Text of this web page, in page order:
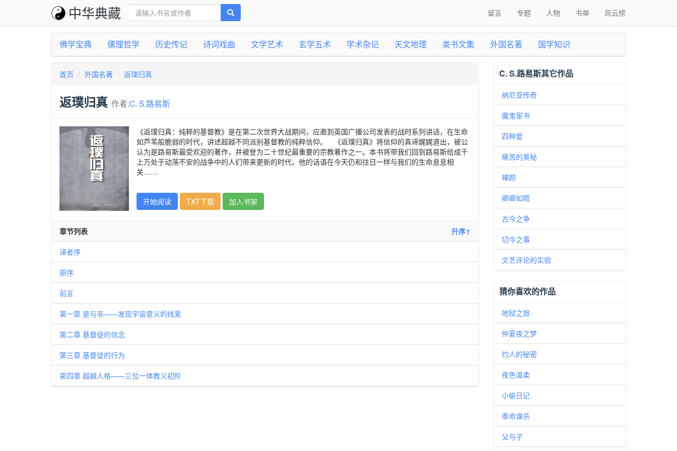
中华典藏 留言 专题 人物 书单 风云榜
佛学宝典 儒理哲学 历史传记 诗词戏曲 文学艺术 玄学五术 学术杂记 天文地理 类书文集 外国名著 国学知识
首页 外国名著 返璞归真
返璞归真 作者:C. S.路易斯
《返璞归真：纯粹的基督教》是在第二次世界大战期间，应邀到英国广播公司发表的战时系列讲话，在生命
如芦苇般脆弱的时代，讲述超越不同派别基督教的纯粹信仰。 《返璞归真》将信仰的真谛娓娓道出，被公
认为是路易斯最受欢迎的著作，并被誉为二十世纪最重要的宗教著作之一。本书将带我们回到路易斯给成千
上万处于动荡不安的战争中的人们带来更新的时代，他的话语在今天仍和往日一样与我们的生命息息相
关……
开始阅读 TXT下载 加入书架
章节列表 升序↑
译者序
原序
前言
第一章 是与非——发现宇宙意义的线索
第二章 基督徒的信念
第三章 基督徒的行为
第四章 超越人格——三位一体教义初阶
C. S.路易斯其它作品
纳尼亚传奇
魔鬼家书
四种爱
痛苦的奥秘
裸颜
卿卿如晤
古今之争
切今之事
文艺评论的实验
猜你喜欢的作品
地狱之旅
仲夏夜之梦
灼人的秘密
夜色温柔
小偷日记
奉命谋杀
父与子